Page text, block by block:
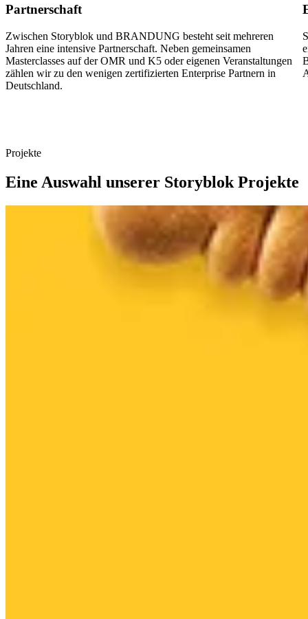
Partnerschaft
Zwischen Storyblok und BRANDUNG besteht seit mehreren
Jahren eine intensive Partnerschaft. Neben gemeinsamen
Masterclasses auf der OMR und K5 oder eigenen Veranstaltungen
zählen wir zu den wenigen zertifizierten Enterprise Partnern in
Deutschland.
Projekte
Eine Auswahl unserer Storyblok Projekte